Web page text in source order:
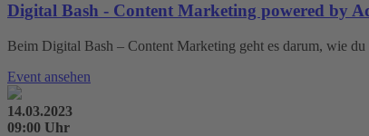
Digital Bash - Content Marketing powered by
Beim Digital Bash – Content Marketing geht es darum, wie
Event ansehen
14.03.2023
09:00 Uhr